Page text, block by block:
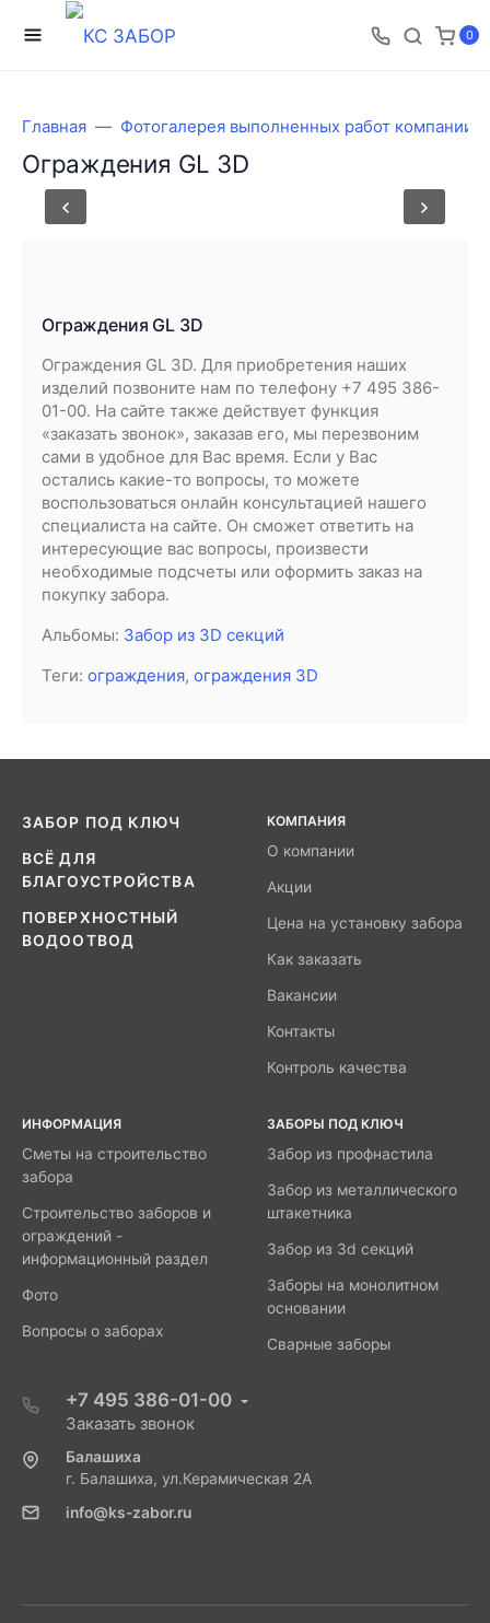
0
Главная Фотогалерея выполненных работ компании
Ограждения GL 3D
Ограждения GL 3D
Ограждения GL 3D. Для приобретения наших
изделий позвоните нам по телефону +7 495 386-
01-00. На сайте также действует функция
«заказать звонок», заказав его, мы перезвоним
сами в удобное для Вас время. Если у Вас
остались какие-то вопросы, то можете
воспользоваться онлайн консультацией нашего
специалиста на сайте. Он сможет ответить на
интересующие вас вопросы, произвести
необходимые подсчеты или оформить заказ на
покупку забора.
Альбомы: Забор из 3D секций
Теги: ограждения, ограждения 3D
ЗАБОР ПОД КЛЮЧ
ВСЁ ДЛЯ
БЛАГОУСТРОЙСТВА
ПОВЕРХНОСТНЫЙ
ВОДООТВОД
КОМПАНИЯ
О компании
Акции
Цена на установку забора
Как заказать
Вакансии
Контакты
Контроль качества
ИНФОРМАЦИЯ
Сметы на строительство
забора
Строительство заборов и
ограждений -
информационный раздел
Фото
Вопросы о заборах
ЗАБОРЫ ПОД КЛЮЧ
Забор из профнастила
Забор из металлического
штакетника
Забор из 3d секций
Заборы на монолитном
основании
Сварные заборы
+7 495 386-01-00
Заказать звонок
Балашиха
г. Балашиха, ул.Керамическая 2А
info@ks-zabor.ru